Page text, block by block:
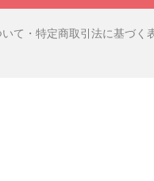
て・特定商取引法に基づく